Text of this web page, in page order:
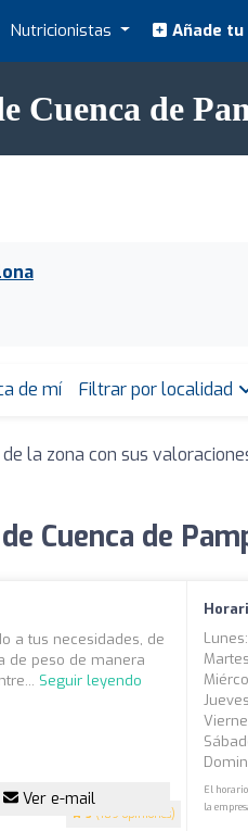
Nutricionistas Añade
Cuenca de
de mí Filtrar por localidad
la zona con sus
Cuenca de
5 (189 opiniones)
a tus necesidades, de
de peso de manera
Seguir leyendo
Ver e-mail
El
la